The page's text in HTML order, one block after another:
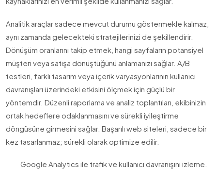
Analitik araçlar sadece mevcut durumu göstermekle kalmaz,
aynı zamanda gelecekteki stratejilerinizi de şekillendirir.
Dönüşüm oranlarını takip etmek, hangi sayfaların potansiyel
müşteri veya satışa dönüştüğünü anlamanızı sağlar. A/B
testleri, farklı tasarım veya içerik varyasyonlarının kullanıcı
davranışları üzerindeki etkisini ölçmek için güçlü bir
yöntemdir. Düzenli raporlama ve analiz toplantıları, ekibinizin
ortak hedeflere odaklanmasını ve sürekli iyileştirme
döngüsüne girmesini sağlar. Başarılı web siteleri, sadece bir
kez tasarlanmaz; sürekli olarak optimize edilir.
Google Analytics ile trafik ve kullanıcı davranışını izleme.